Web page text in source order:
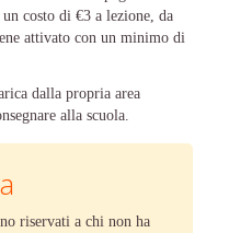
costo di €3 a lezione, da
attivato con un minimo di
dalla propria area
alla scuola.
riservati a chi non ha